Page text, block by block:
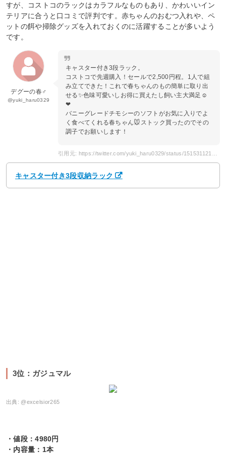
すが、コストコのラックはカラフルなものもあり、かわいいイン
テリアに合うと口コミで評判です。赤ちゃんのおむつ入れや、ペ
ットの餌や掃除グッズを入れておくのに活躍することが多いよう
です。
デグーの春♂
@yuki_haru0329
キャスター付き3段ラック。
コストコで先週購入！セールで2,500円程。1人で組
み立てできた！これで春ちゃんのもの簡単に取り出
せる✨色味可愛いしお得に買えたし飼い主大満足☺️
❤
バニーグレードチモシーのソフトがお気に入りでよ
く食べてくれる春ちゃん🐭ストック買ったのでその
調子でお願いします！
キャスター付き3段収納ラック
3位：ガジュマル
出典: @excelsior265
・値段：4980円
・内容量：1本